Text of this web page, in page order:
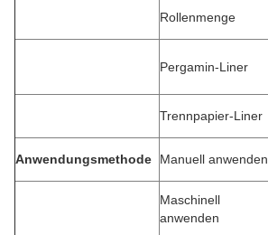
Rollenmenge
Pergamin-Liner
Trennpapier-Liner
Anwendungsmethode Manuell anwenden
Maschinell
anwenden